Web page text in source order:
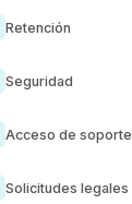
Retención
Seguridad
Acceso de soporte
Solicitudes legales